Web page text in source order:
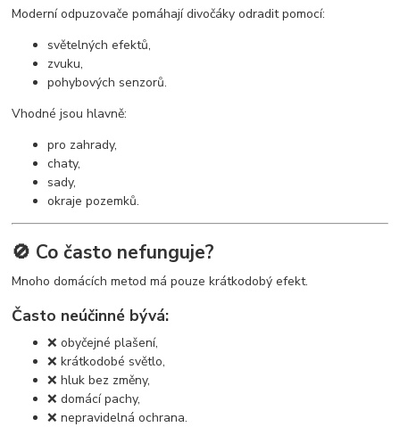
Moderní odpuzovače pomáhají divočáky odradit pomocí:
světelných efektů,
zvuku,
pohybových senzorů.
Vhodné jsou hlavně:
pro zahrady,
chaty,
sady,
okraje pozemků.
🚫 Co často nefunguje?
Mnoho domácích metod má pouze krátkodobý efekt.
Často neúčinné bývá:
❌ obyčejné plašení,
❌ krátkodobé světlo,
❌ hluk bez změny,
❌ domácí pachy,
❌ nepravidelná ochrana.